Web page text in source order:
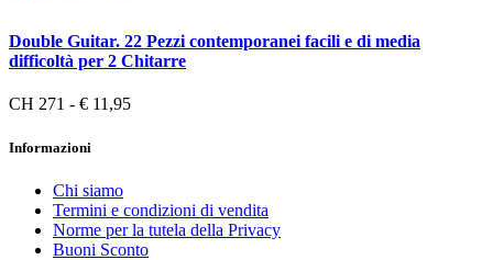
Double Guitar. 22 Pezzi contemporanei facili e di media
difficoltà per 2 Chitarre
CH 271 - € 11,95
Informazioni
Chi siamo
Termini e condizioni di vendita
Norme per la tutela della Privacy
Buoni Sconto